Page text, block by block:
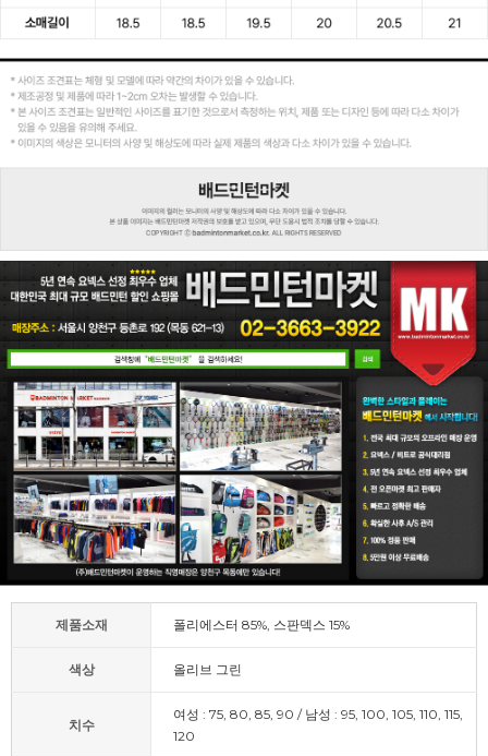
제품소재 폴리에스터 85%, 스판덱스 15%
색상 올리브 그린
치수
여성 : 75, 80, 85, 90 / 남성 : 95, 100, 105, 110, 115,
120